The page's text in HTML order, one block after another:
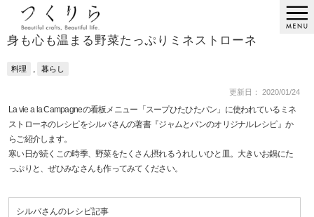
身も心も温まる野菜たっぷりミネストローネ
料理 , 暮らし
更新日： 2020/01/24
La vie a la Campagneの看板メニュー「スープひたひたパン」に使われているミネ
ストローネのレシピをシルバさんの著書『ジャムとパンのオリジナルレシピ』か
らご紹介します。
寒い日が続くこの時季、野菜をたくさん摂れるうれしいひと皿。大きいお鍋にた
っぷりと、ぜひみなさんも作ってみてください。
シルバさんのレシピ記事